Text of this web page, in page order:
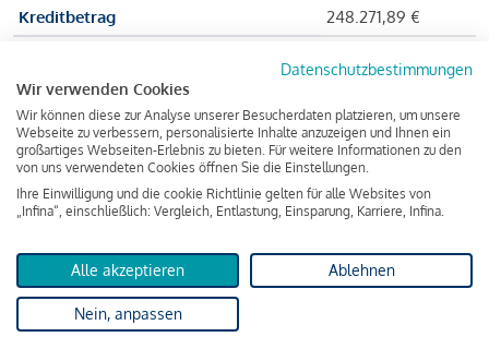
Kreditbetrag
248.271,89 €
Zu zahlender Gesamtbetrag
Kreditvermittler
INFINA Credit
Broker GmbH
von 237.000 Euro ausgezahlt, um die Wohnung zu kaufen.
Darüber hinaus fallen aber noch einige Gebühren an (z. B. die
Grundbucheintragungsgebühr), sodass die Bank den
Datenschutzbestimmungen
Wir verwenden Cookies
Wir können diese zur Analyse unserer Besucherdaten platzieren, um unsere
Webseite zu verbessern, personalisierte Inhalte anzuzeigen und Ihnen ein
großartiges Webseiten-Erlebnis zu bieten. Für weitere Informationen zu den
von uns verwendeten Cookies öffnen Sie die Einstellungen.
Ihre Einwilligung und die cookie Richtlinie gelten für alle Websites von
„Infina“, einschließlich: Vergleich, Entlastung, Einsparung, Karriere, Infina.
Alle akzeptieren Ablehnen
Nein, anpassen